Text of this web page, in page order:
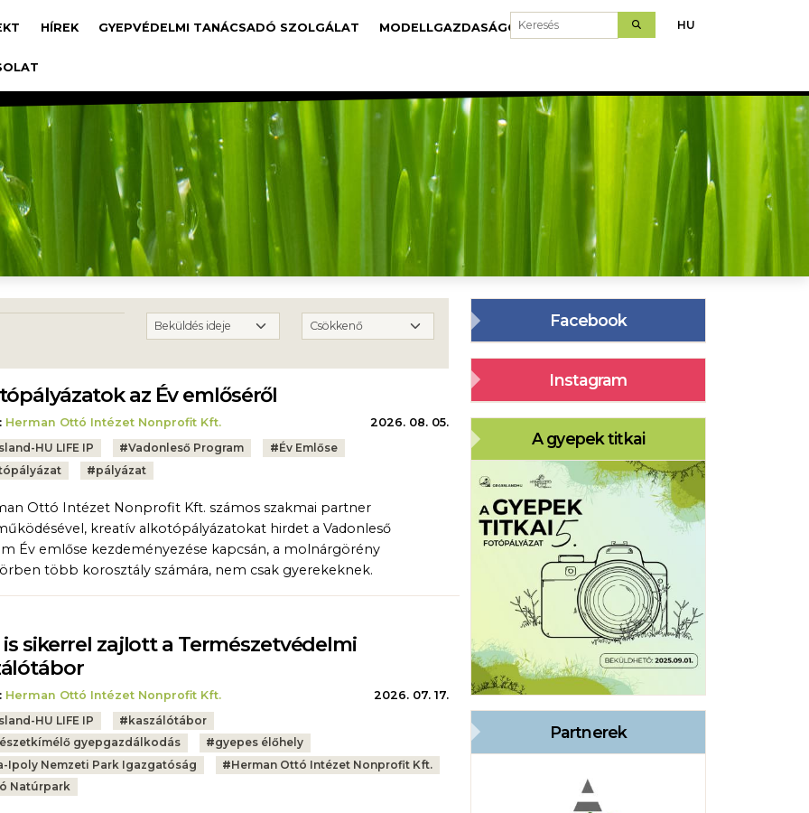
HÍREK GYEPVÉDELMI TANÁCSADÓ SZOLGÁLAT MODELLGAZDASÁGOK LETÖLTÉS
Keresés HU
az Év emlőséről
Herman Ottó Intézet Nonprofit Kft.
2026. 08. 05.
HU LIFE IP #Vadonleső Program #Év Emlőse
#pályázat
Ottó Intézet Nonprofit Kft. számos szakmai partner
kreatív alkotópályázatokat hirdet a Vadonleső
Év emlőse kezdeményezése kapcsán, a molnárgörény
több korosztály számára, nem csak gyerekeknek.
sikerrel zajlott a Természetvédelmi
Herman Ottó Intézet Nonprofit Kft.
2026. 07. 17.
HU LIFE IP # kaszálótábor
gyepgazdálkodás #gyepes élőhely
Ipoly Nemzeti Park Igazgatóság #Herman Ottó Intézet Nonprofit Kft.
Natúrpark
Facebook
Instagram
A gyepek titkai
Partnerek